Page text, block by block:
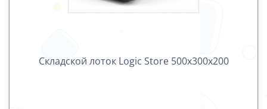
Складской лоток Logiс Store 500х300х200